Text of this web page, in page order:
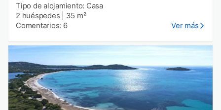
Tipo de alojamiento: Casa
2 huéspedes
35 m²
Comentarios: 6
Ver más